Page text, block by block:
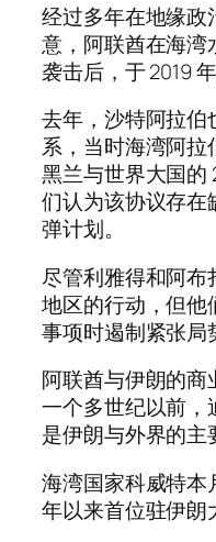
经过多年在地缘政
意，阿联酋在海湾
袭击后，于 2019
去年，沙特阿拉伯
系，当时海湾阿
黑兰与世界大国的
们认为该协议存在
弹计划。
尽管利雅得和阿
地区的行动，但
事项时遏制紧张局
阿联酋与伊朗的
一个多世纪以前
是伊朗与外界的主
海湾国家科威特本
年以来首位驻伊朗